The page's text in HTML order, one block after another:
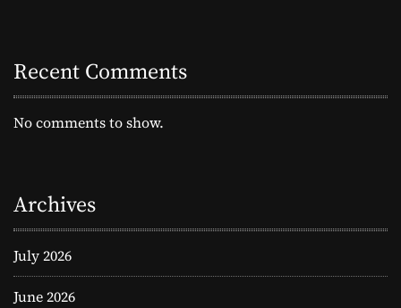
Recent Comments
No comments to show.
Archives
July 2026
June 2026